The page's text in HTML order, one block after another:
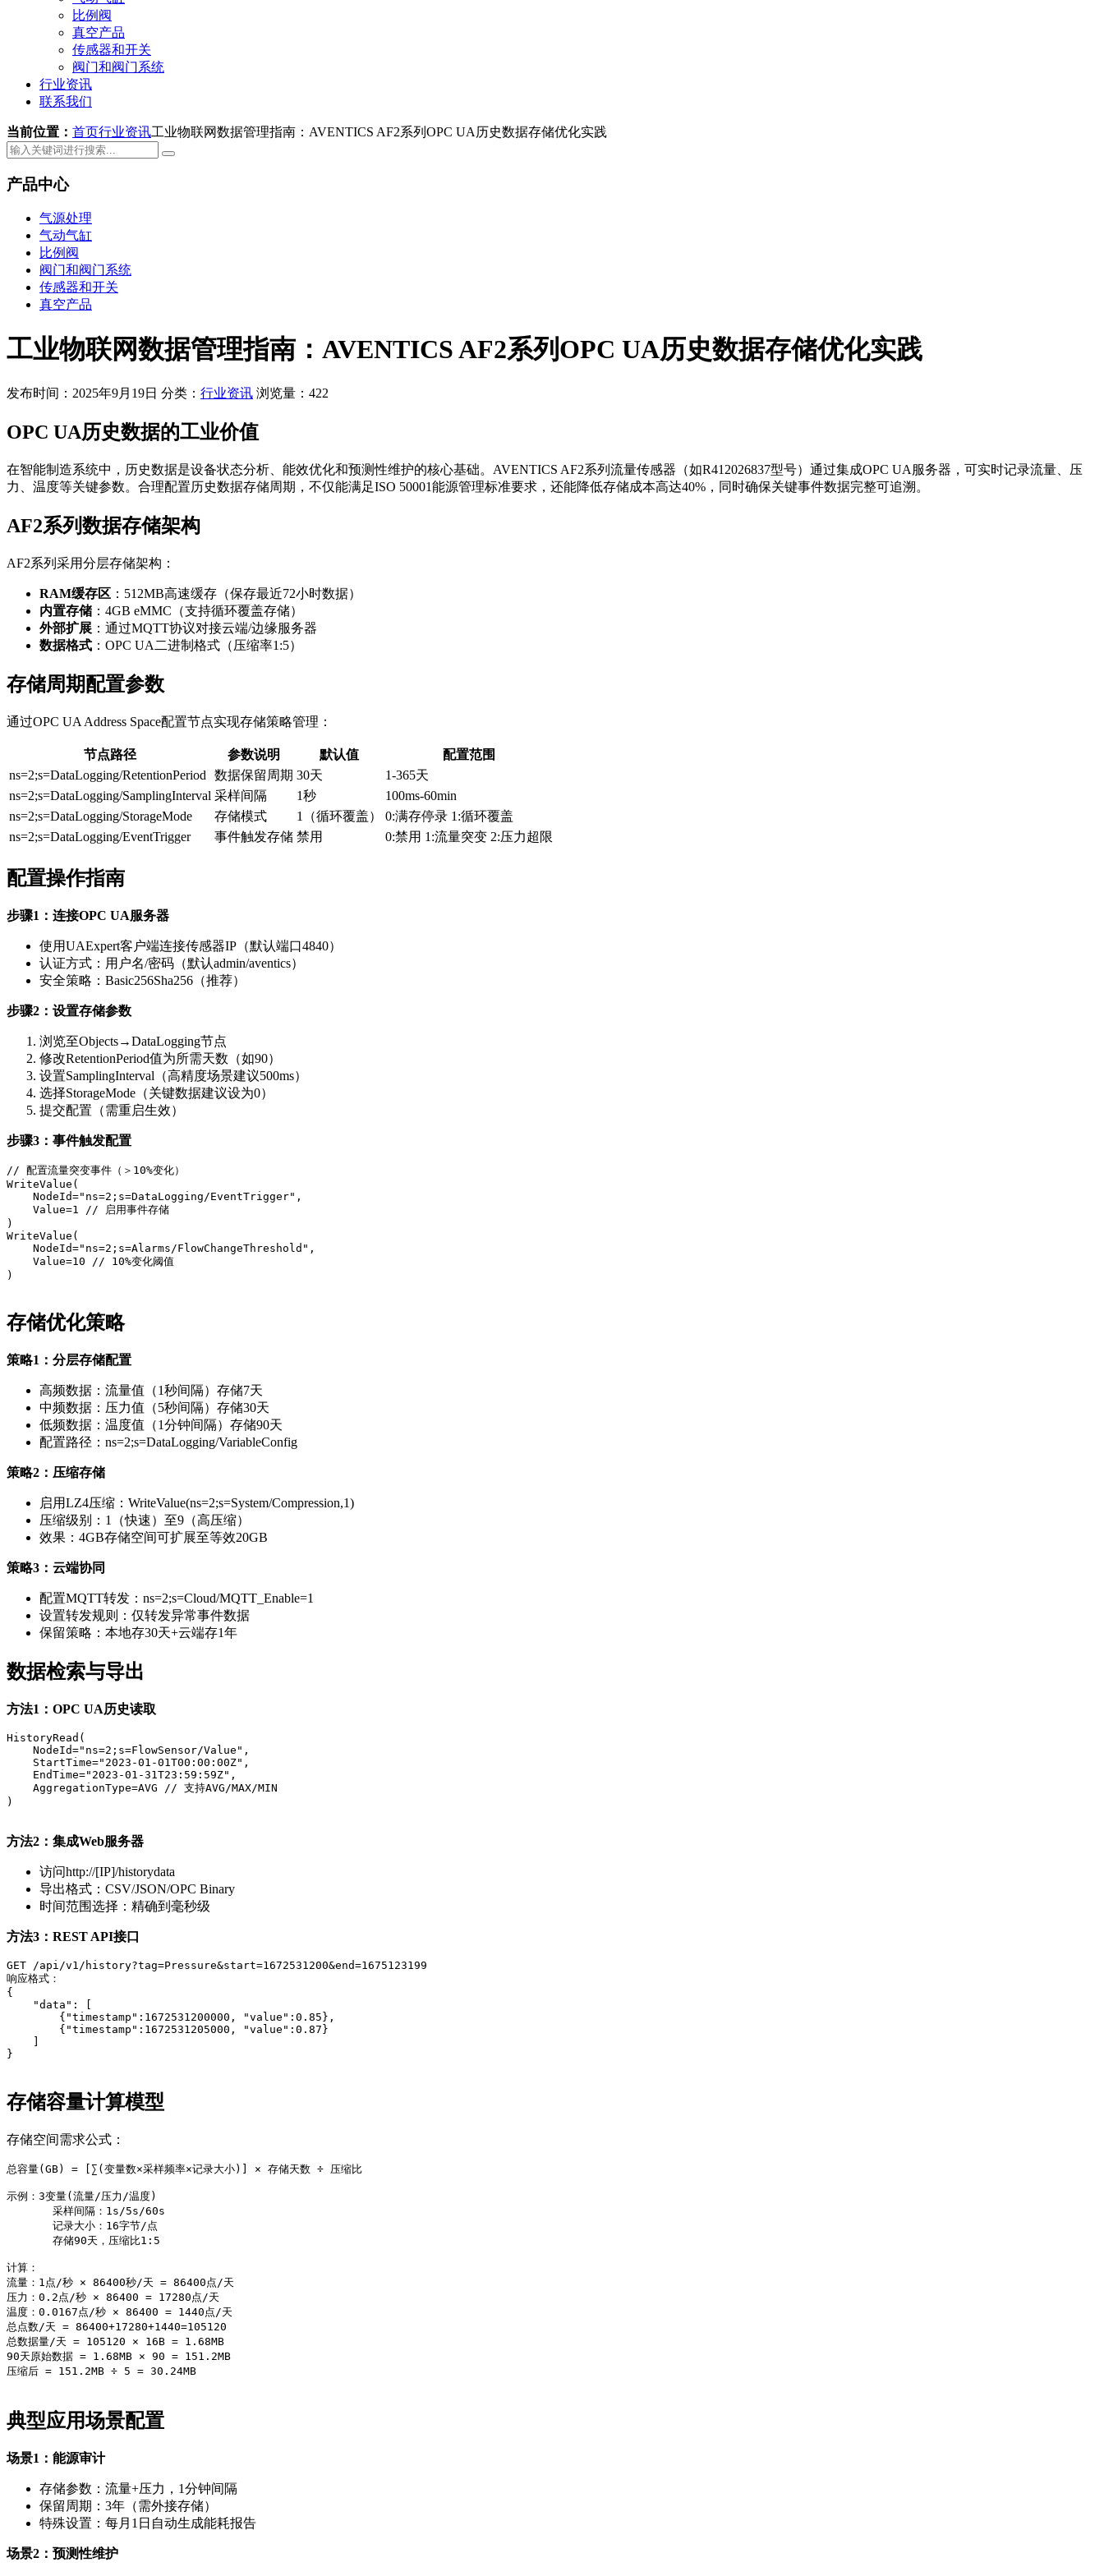
比例阀
真空产品
传感器和开关
阀门和阀门系统
行业资讯
联系我们
当前位置： 首页行业资讯工业物联网数据管理指南：AVENTICS AF2系列OPC UA历史数据存储优化实践
产品中心
气源处理
气动气缸
比例阀
阀门和阀门系统
传感器和开关
真空产品
工业物联网数据管理指南：AVENTICS AF2系列OPC UA历史数据存储优化实践
发布时间：2025年9月19日 分类： 行业资讯 浏览量：422
OPC UA历史数据的工业价值
在智能制造系统中，历史数据是设备状态分析、能效优化和预测性维护的核心基础。AVENTICS AF2系列流量传感器（如R412026837型号）通过集成OPC UA服务器，可实时记录流量、压
力、温度等关键参数。合理配置历史数据存储周期，不仅能满足ISO 50001能源管理标准要求，还能降低存储成本高达40%，同时确保关键事件数据完整可追溯。
AF2系列数据存储架构
AF2系列采用分层存储架构：
RAM缓存区 ：512MB高速缓存（保存最近72小时数据）
内置存储 ：4GB eMMC（支持循环覆盖存储）
外部扩展 ：通过MQTT协议对接云端/边缘服务器
数据格式 ：OPC UA二进制格式（压缩率1:5）
存储周期配置参数
通过OPC UA Address Space配置节点实现存储策略管理：
节点路径 参数说明 默认值
配置范围
ns=2;s=DataLogging/RetentionPeriod
数据保留周期 30天
1-365天
ns=2;s=DataLogging/SamplingInterval 采样间隔 1秒
100ms-60min
ns=2;s=DataLogging/StorageMode
存储模式 1（循环覆盖）
0:满存停录 1:循环覆盖
ns=2;s=DataLogging/EventTrigger
事件触发存储 禁用 0:禁用 1:流量突变 2:压力超限
配置操作指南
步骤1：连接OPC UA服务器
使用UAExpert客户端连接传感器IP（默认端口4840）
认证方式：用户名/密码（默认admin/aventics）
安全策略：Basic256Sha256（推荐）
步骤2：设置存储参数
浏览至Objects→DataLogging节点
修改RetentionPeriod值为所需天数（如90）
设置SamplingInterval（高精度场景建议500ms）
选择StorageMode（关键数据建议设为0）
提交配置（需重启生效）
步骤3：事件触发配置
// 配置流量突变事件（＞10%变化）
WriteValue(
    NodeId="ns=2;s=DataLogging/EventTrigger",
    Value=1 // 启用事件存储
)
WriteValue(
    NodeId="ns=2;s=Alarms/FlowChangeThreshold",
    Value=10 // 10%变化阈值
)
存储优化策略
策略1：分层存储配置
高频数据：流量值（1秒间隔）存储7天
中频数据：压力值（5秒间隔）存储30天
低频数据：温度值（1分钟间隔）存储90天
配置路径：ns=2;s=DataLogging/VariableConfig
策略2：压缩存储
启用LZ4压缩：WriteValue(ns=2;s=System/Compression,1)
压缩级别：1（快速）至9（高压缩）
效果：4GB存储空间可扩展至等效20GB
策略3：云端协同
配置MQTT转发：ns=2;s=Cloud/MQTT_Enable=1
设置转发规则：仅转发异常事件数据
保留策略：本地存30天+云端存1年
数据检索与导出
方法1：OPC UA历史读取
HistoryRead(
    NodeId="ns=2;s=FlowSensor/Value",
    StartTime="2023-01-01T00:00:00Z",
    EndTime="2023-01-31T23:59:59Z",
    AggregationType=AVG // 支持AVG/MAX/MIN
)
方法2：集成Web服务器
访问http://[IP]/historydata
导出格式：CSV/JSON/OPC Binary
时间范围选择：精确到毫秒级
方法3：REST API接口
GET /api/v1/history?tag=Pressure&start=1672531200&end=1675123199
响应格式：
{
    "data": [
        {"timestamp":1672531200000, "value":0.85},
        {"timestamp":1672531205000, "value":0.87}
}
存储容量计算模型
存储空间需求公式：
总容量(GB) = [∑(变量数×采样频率×记录大小)] × 存储天数 ÷ 压缩比
示例：3变量(流量/压力/温度)
       采样间隔：1s/5s/60s
       记录大小：16字节/点
       存储90天，压缩比1:5
计算：
流量：1点/秒 × 86400秒/天 = 86400点/天
压力：0.2点/秒 × 86400 = 17280点/天
温度：0.0167点/秒 × 86400 = 1440点/天
总点数/天 = 86400+17280+1440=105120
总数据量/天 = 105120 × 16B = 1.68MB
90天原始数据 = 1.68MB × 90 = 151.2MB
压缩后 = 151.2MB ÷ 5 = 30.24MB
典型应用场景配置
场景1：能源审计
存储参数：流量+压力，1分钟间隔
保留周期：3年（需外接存储）
特殊设置：每月1日自动生成能耗报告
场景2：预测性维护